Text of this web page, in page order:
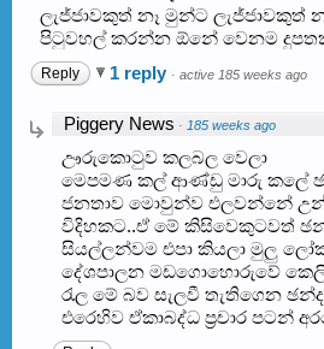
ලැජ්ජාවකුත් නෑ මුන්ට ලැජ්ජාවකුත්
පිටුවහල් කරන්න ඕනේ වෙනම
Reply 1 reply · active 185 weeks ago
Piggery News · 185 weeks ago
ඌරුකොටුව කලබල වෙලා
මෙපමණ කල් ආණ්ඩු මාරු කලේ
ජනතාව මොවුන්ව එලවන්නේ
විදිහකට..ඒ මේ කිසිවෙකුටවත්
සියල්ලන්වම එපා කියලා මුලු
දේශපාලන මඩගොහොරුවේ
රැල මේ බව සැලවී තැතිගෙන
එරෙහිව ඒකාබද්ධ ප්‍රචාර පටන්